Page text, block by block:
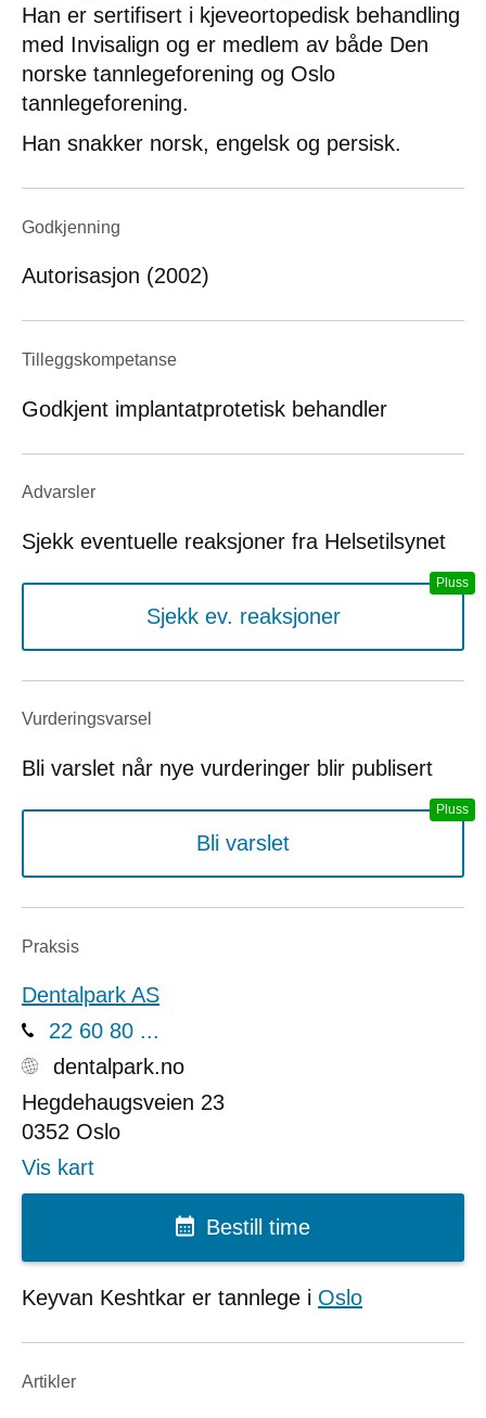
Han er sertifisert i kjeveortopedisk behandling
med Invisalign og er medlem av både Den
norske tannlegeforening og Oslo
tannlegeforening.
Han snakker norsk, engelsk og persisk.
Godkjenning
Autorisasjon (2002)
Tilleggskompetanse
Godkjent implantatprotetisk behandler
Advarsler
Sjekk eventuelle reaksjoner fra Helsetilsynet
Sjekk ev. reaksjoner
Vurderings­varsel
Bli varslet når nye vurderinger blir publisert
Bli varslet
Praksis
Dentalpark AS
22 60 80 ...
dentalpark.no
Hegdehaugsveien 23
0352 Oslo
Vis kart
Bestill time
Keyvan Keshtkar er tannlege i Oslo
Artikler